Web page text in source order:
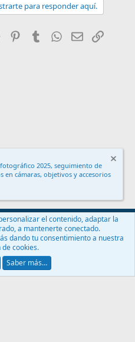
para responder aquí.
Reddit PinterestTumblr WhatsApp
EmailEnlace
Política de privacidad
Ayuda
2024 XenForo Ltd.
2025, seguimiento de
en cámaras, objetivos y accesorios
el contenido, adaptar la
a mantenerte conectado.
dando tu consentimiento a nuestra
cookies.
Saber más…